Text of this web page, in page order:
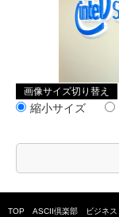
画像サイズ切り替え
縮小サイズ
TOP ASCII倶楽部 ビジネス